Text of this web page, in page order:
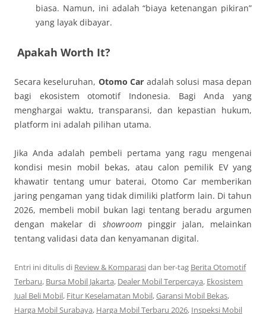
biasa. Namun, ini adalah “biaya ketenangan pikiran”
yang layak dibayar.
Apakah Worth It?
Secara keseluruhan, Otomo Car adalah solusi masa depan
bagi ekosistem otomotif Indonesia. Bagi Anda yang
menghargai waktu, transparansi, dan kepastian hukum,
platform ini adalah pilihan utama.
Jika Anda adalah pembeli pertama yang ragu mengenai
kondisi mesin mobil bekas, atau calon pemilik EV yang
khawatir tentang umur baterai, Otomo Car memberikan
jaring pengaman yang tidak dimiliki platform lain. Di tahun
2026, membeli mobil bukan lagi tentang beradu argumen
dengan makelar di showroompinggir jalan, melainkan
tentang validasi data dan kenyamanan digital.
Entri ini ditulis di Review & Komparasidan ber-tag Berita Otomotif
Terbaru, Bursa Mobil Jakarta, Dealer Mobil Terpercaya, Ekosistem
Jual Beli Mobil, Fitur Keselamatan Mobil,Garansi Mobil Bekas,
Harga Mobil Surabaya, Harga Mobil Terbaru 2026, Inspeksi Mobil